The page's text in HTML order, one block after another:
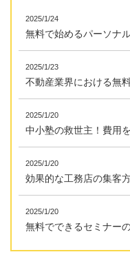
2025/1/24
無料で始めるパーソナ
2025/1/23
不動産業界における無
2025/1/20
中小塾の救世主！費用
2025/1/20
効果的な工務店の集客
2025/1/20
無料でできるセミナー